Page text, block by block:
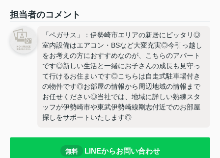
担当者のコメント
「ペガサス」：伊勢崎市エリアの新居にピッタリ◎
室内設備はエアコン・BSなど大変充実◎今引っ越し
をお考えの方におすすめなのが、こちらのアパート
です◎新しい生活と一緒にお子さんの成長も見守っ
て行けるお住まいです◎こちらは自走式駐車場付き
の物件です◎お部屋の情報から周辺地域の情報まで
お任せください◎当社では、地域に詳しい熟練スタ
ッフが伊勢崎市や東武伊勢崎線剛志付近でのお部屋
探しをサポートいたします◎
無料 LINEからお問い合わせ